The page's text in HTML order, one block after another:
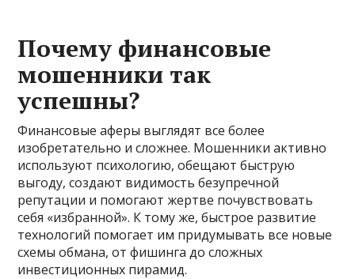
Почему финансовые
мошенники так
успешны?
Финансовые аферы выглядят все более
изобретательно и сложнее. Мошенники активно
используют психологию, обещают быструю
выгоду, создают видимость безупречной
репутации и помогают жертве почувствовать
себя «избранной». К тому же, быстрое развитие
технологий помогает им придумывать все новые
схемы обмана, от фишинга до сложных
инвестиционных пирамид.